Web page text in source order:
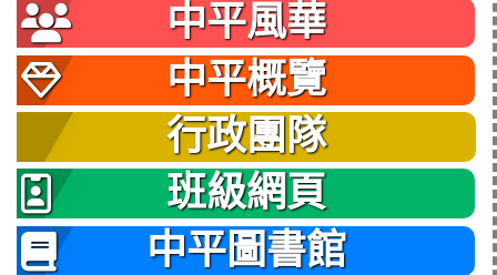
中平風華
中平概覽
行政團隊
班級網頁
中平圖書館